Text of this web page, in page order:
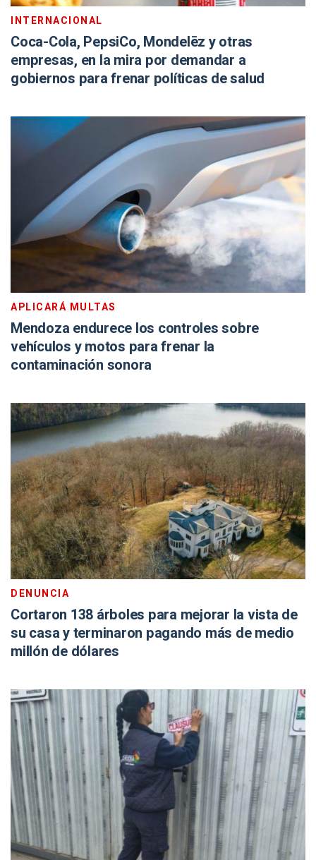
INTERNACIONAL
Coca-Cola, PepsiCo, Mondelēz y otras
empresas, en la mira por demandar a
gobiernos para frenar políticas de salud
APLICARÁ MULTAS
Mendoza endurece los controles sobre
vehículos y motos para frenar la
contaminación sonora
DENUNCIA
Cortaron 138 árboles para mejorar la vista de
su casa y terminaron pagando más de medio
millón de dólares